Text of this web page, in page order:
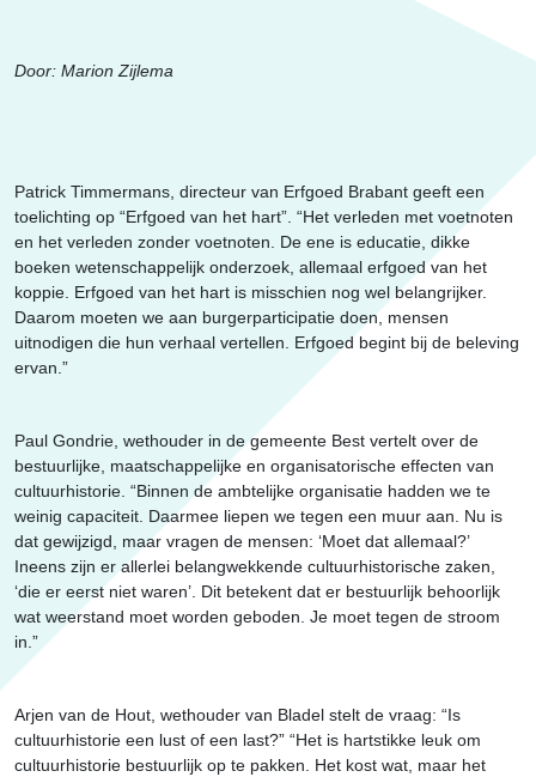
Door: Marion Zijlema
Patrick Timmermans, directeur van Erfgoed Brabant geeft een
toelichting op “Erfgoed van het hart”. “Het verleden met voetnoten
en het verleden zonder voetnoten. De ene is educatie, dikke
boeken wetenschappelijk onderzoek, allemaal erfgoed van het
koppie. Erfgoed van het hart is misschien nog wel belangrijker.
Daarom moeten we aan burgerparticipatie doen, mensen
uitnodigen die hun verhaal vertellen. Erfgoed begint bij de beleving
ervan.”
Paul Gondrie, wethouder in de gemeente Best vertelt over de
bestuurlijke, maatschappelijke en organisatorische effecten van
cultuurhistorie. “Binnen de ambtelijke organisatie hadden we te
weinig capaciteit. Daarmee liepen we tegen een muur aan. Nu is
dat gewijzigd, maar vragen de mensen: ‘Moet dat allemaal?’
Ineens zijn er allerlei belangwekkende cultuurhistorische zaken,
‘die er eerst niet waren’. Dit betekent dat er bestuurlijk behoorlijk
wat weerstand moet worden geboden. Je moet tegen de stroom
in.”
Arjen van de Hout, wethouder van Bladel stelt de vraag: “Is
cultuurhistorie een lust of een last?” “Het is hartstikke leuk om
cultuurhistorie bestuurlijk op te pakken. Het kost wat, maar het